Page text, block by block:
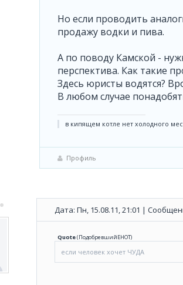
Но если проводить
продажу водки и пива.
А по поводу Камской -
перспектива. Как такие
Здесь юристы водятся?
В любом случае
в кипящем котле нет холодного
Профиль
Дата: Пн, 15.08.11, 21:01 |
Quote(ПодобревшийЕНОТ)
если человек хочет ЧУДА